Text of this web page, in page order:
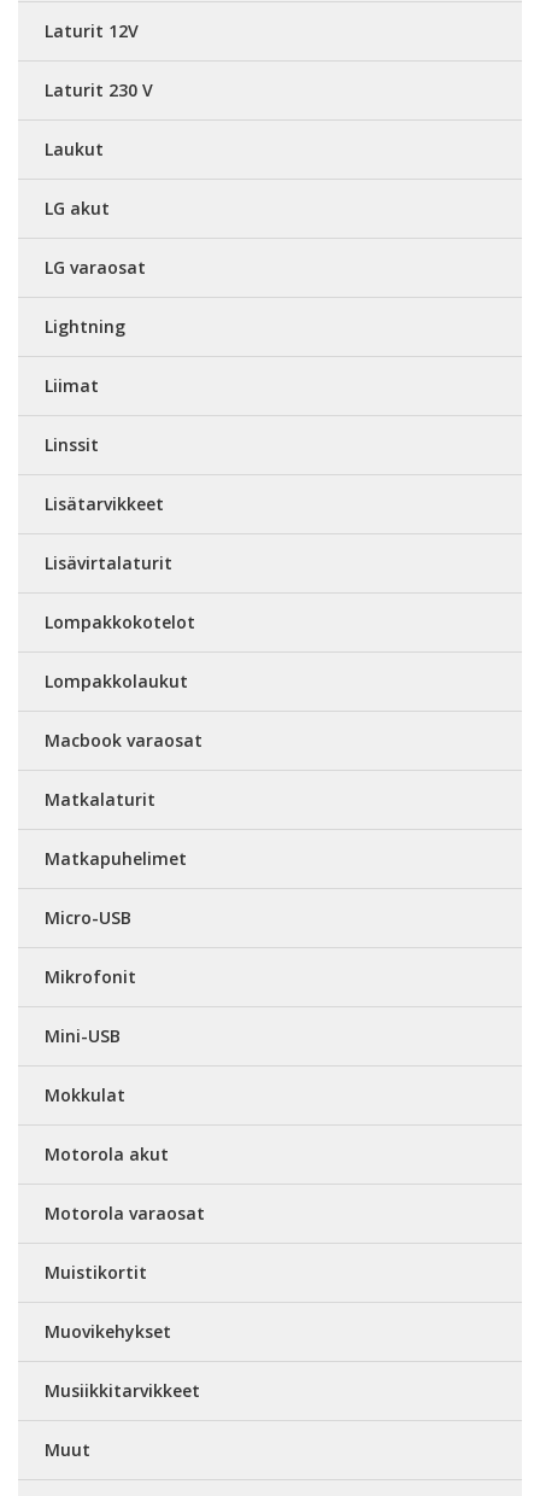
Laturit 12V
Laturit 230 V
Laukut
LG akut
LG varaosat
Lightning
Liimat
Linssit
Lisätarvikkeet
Lisävirtalaturit
Lompakkokotelot
Lompakkolaukut
Macbook varaosat
Matkalaturit
Matkapuhelimet
Micro-USB
Mikrofonit
Mini-USB
Mokkulat
Motorola akut
Motorola varaosat
Muistikortit
Muovikehykset
Musiikkitarvikkeet
Muut